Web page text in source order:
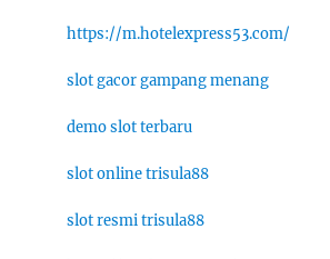
https://m.hotelexpress53.com/
slot gacor gampang menang
demo slot terbaru
slot online trisula88
slot resmi trisula88